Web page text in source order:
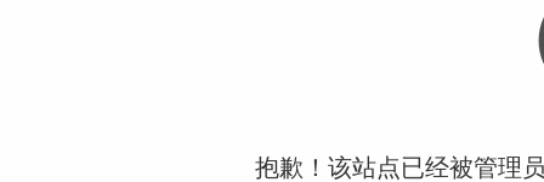
抱歉！该站点已经被管理